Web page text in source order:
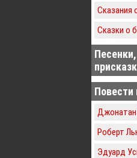
Сказания
Сказки о
Роберт
Эдуард